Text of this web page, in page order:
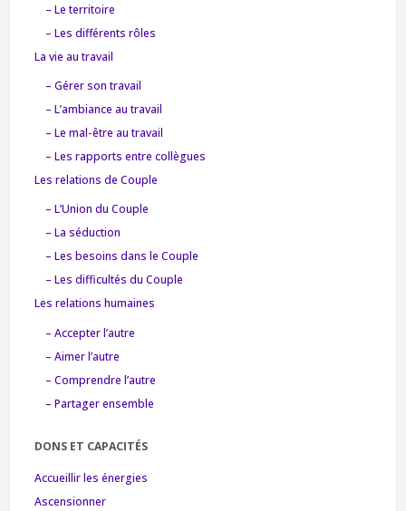
– Le territoire
– Les différents rôles
La vie au travail
– Gérer son travail
– L’ambiance au travail
– Le mal-être au travail
– Les rapports entre collègues
Les relations de Couple
– L’Union du Couple
– La séduction
– Les besoins dans le Couple
– Les difficultés du Couple
Les relations humaines
– Accepter l’autre
– Aimer l’autre
– Comprendre l’autre
– Partager ensemble
DONS ET CAPACITÉS
Accueillir les énergies
Ascensionner